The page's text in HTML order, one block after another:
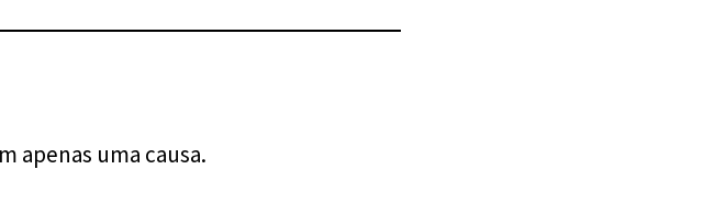
apenas uma causa.